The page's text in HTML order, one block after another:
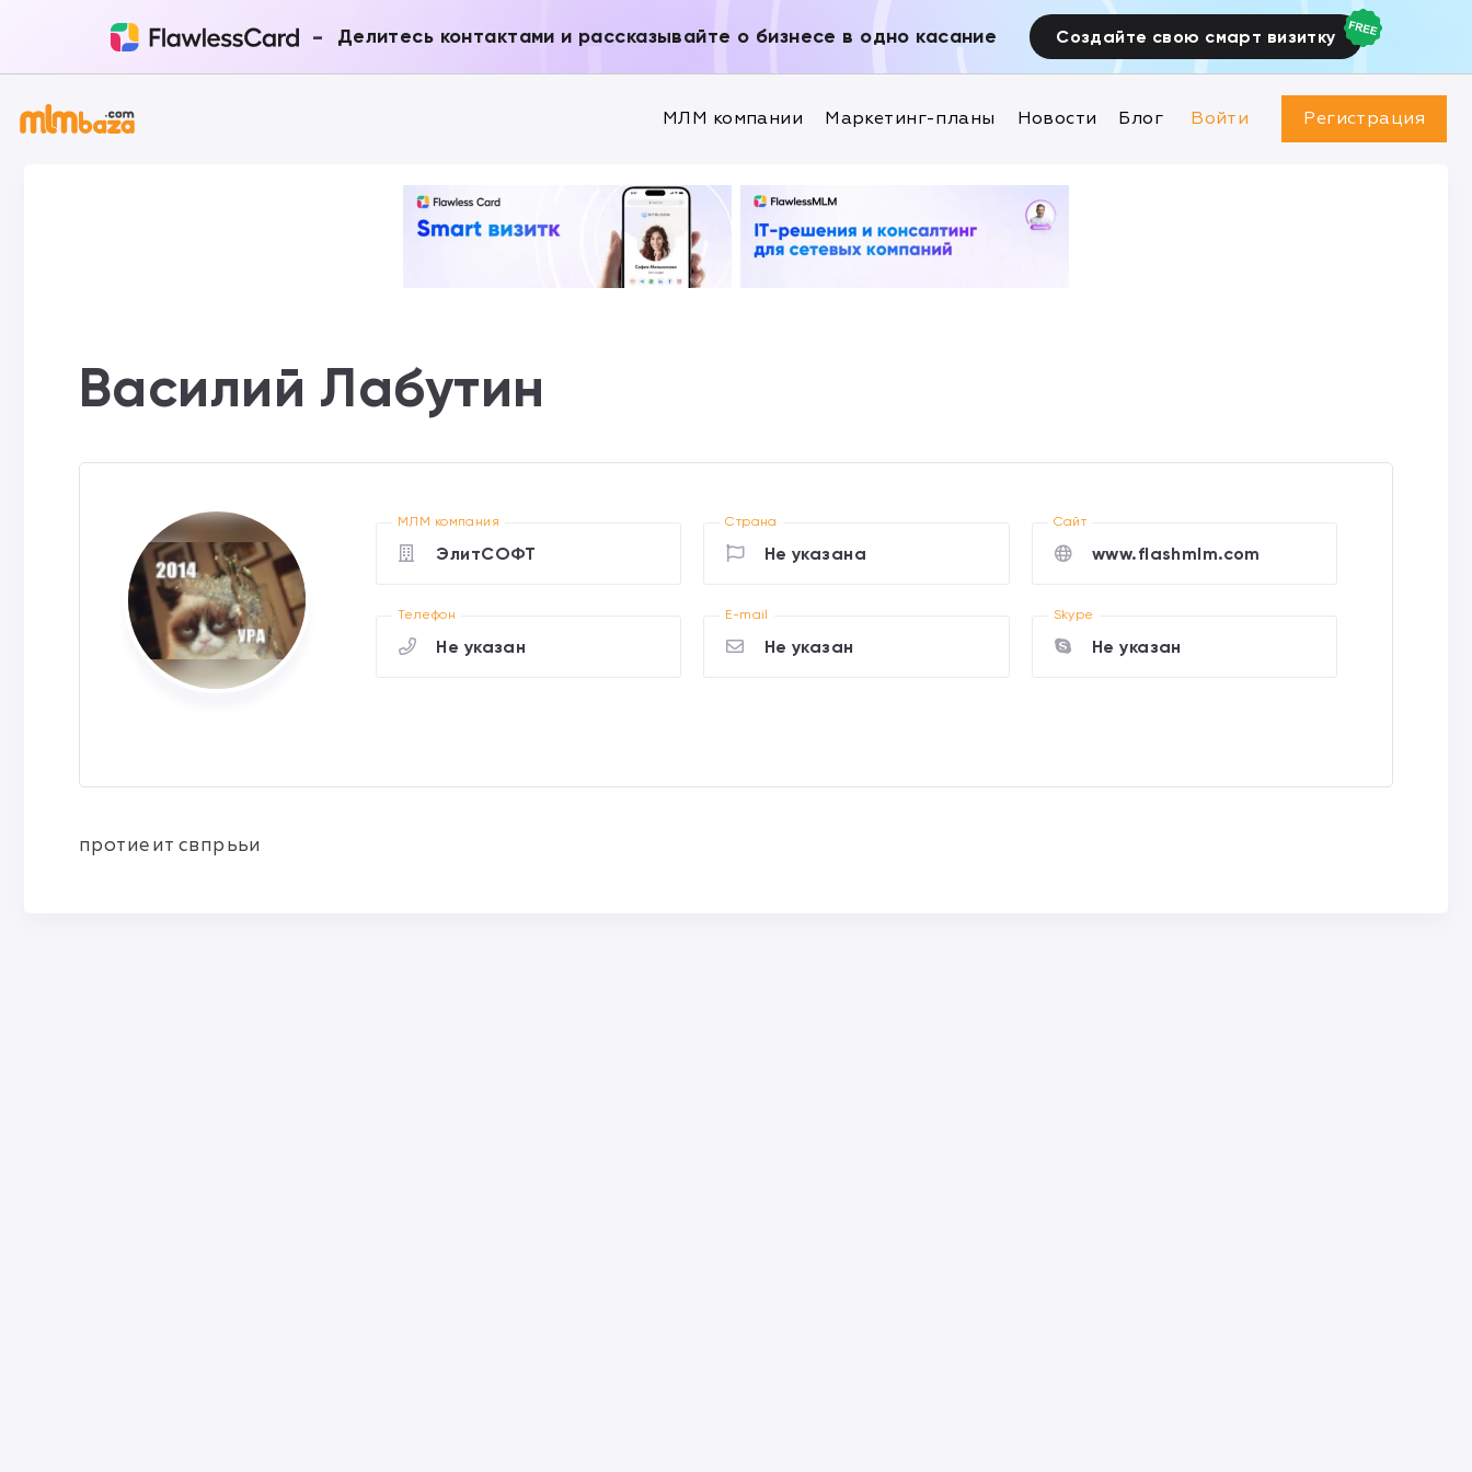
- Делитесь контактами и рассказывайте о бизнесе в одно касание Создайте свою смарт визитку
МЛМ компании Маркетинг-планы Новости Блог Войти Регистрация
Василий Лабутин
МЛМ компания
ЭлитСОФТ
Страна
Не указана
Cайт
www.flashmlm.com
Телефон
Не указан
E-mail
Не указан
Skype
Не указан
протиеит свпрььи